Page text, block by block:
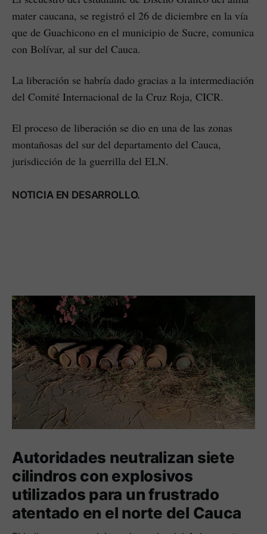
mater caucana, se registró el 26 de diciembre en la vía
que de Guachicono en el municipio de Sucre, comunica
con Bolívar, al sur del Cauca.
La liberación se habría dado gracias a la intermediación
del Comité Internacional de la Cruz Roja, CICR.
El proceso de liberación se dio en una de las zonas
montañosas del sur del departamento del Cauca,
jurisdicción de la guerrilla del ELN.
NOTICIA EN DESARROLLO.
Autoridades neutralizan siete
cilindros con explosivos
utilizados para un frustrado
atentado en el norte del Cauca